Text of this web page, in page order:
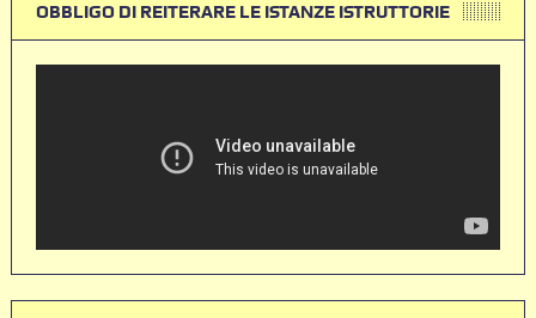
OBBLIGO DI REITERARE LE ISTANZE ISTRUTTORIE